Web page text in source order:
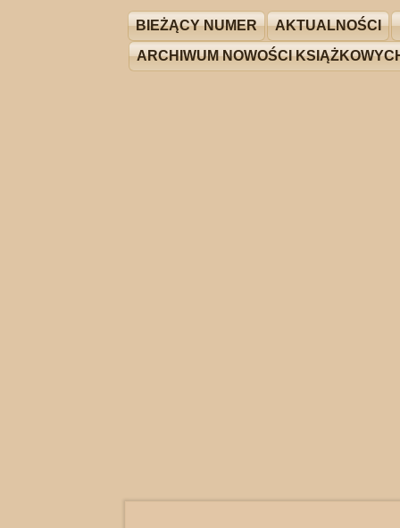
BIEŻĄCY NUMER AKTUALNOŚCI
ARCHIWUM NOWOŚCI